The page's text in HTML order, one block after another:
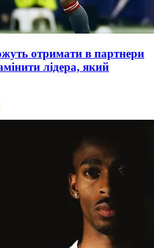
отримати в партнери
лідера, який